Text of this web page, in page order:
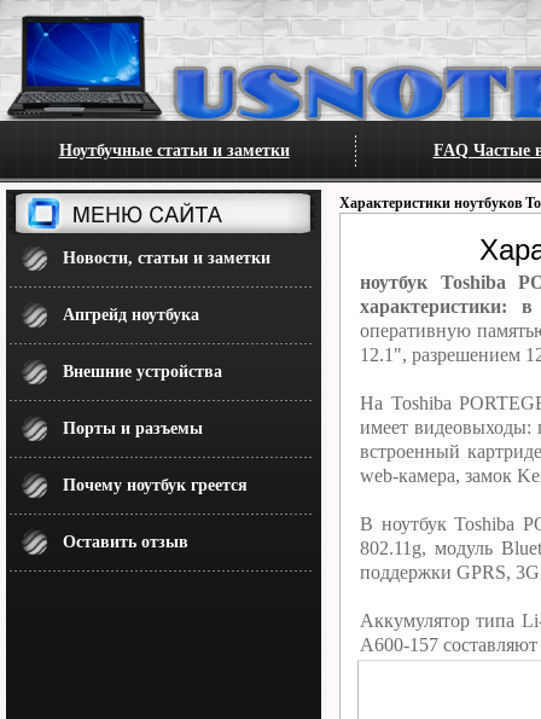
Ноутбучные статьи и заметки FAQ Частые
Новости, статьи и заметки
Апгрейд ноутбука
Внешние устройства
Порты и разъемы
Почему ноутбук греется
Оставить отзыв
Характеристики ноутбуков
ноутбук Toshiba
характеристики:
оперативную
12.1", разрешением
На Toshiba
имеет
встроенный
web-камера, замок
В ноутбук Toshiba
802.11g, модуль
поддержки GPRS,
Аккумулятор типа
A600-157